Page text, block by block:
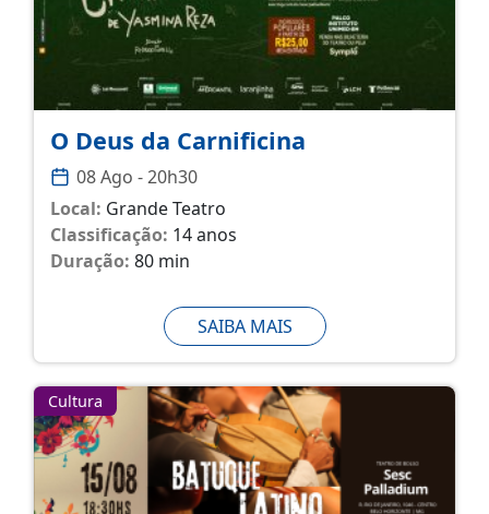
O Deus da Carnificina
08 Ago - 20h30
Local: Grande Teatro
Classificação: 14 anos
Duração: 80 min
SAIBA MAIS
Cultura